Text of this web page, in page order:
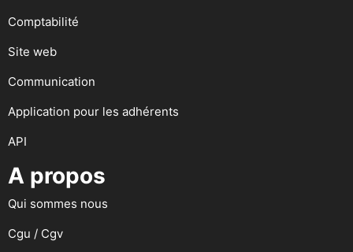
Comptabilité
Site web
Communication
Application pour les adhérents
API
A propos
Qui sommes nous
Cgu / Cgv